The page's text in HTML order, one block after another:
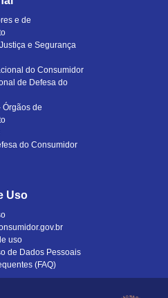
e de
e Segurança
do Consumidor
de Defesa do
Órgãos de
do Consumidor
Uso
uso
de Dados Pessoais
(FAQ)